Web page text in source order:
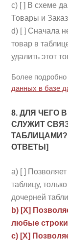
c) [ ] В схеме
Товары и
d) [ ] Сначала
товар в
удалить этот
Более подробно
данных в базе
8. ДЛЯ ЧЕГО
СЛУЖИТ
ОТВЕТЫ]
a) [ ]
таблицу,
дочерней
b) [Х]
любые строки
c) [Х]